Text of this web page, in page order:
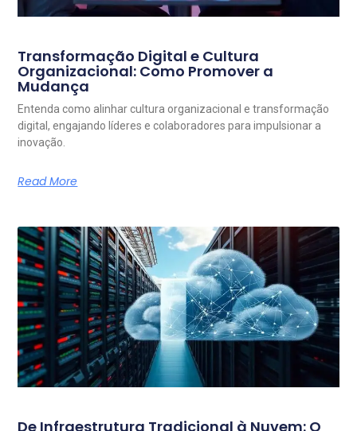
Transformação Digital e Cultura
Organizacional: Como Promover a
Mudança
Entenda como alinhar cultura organizacional e transformação
digital, engajando líderes e colaboradores para impulsionar a
inovação.
Read More
De Infraestrutura Tradicional à Nuvem: O